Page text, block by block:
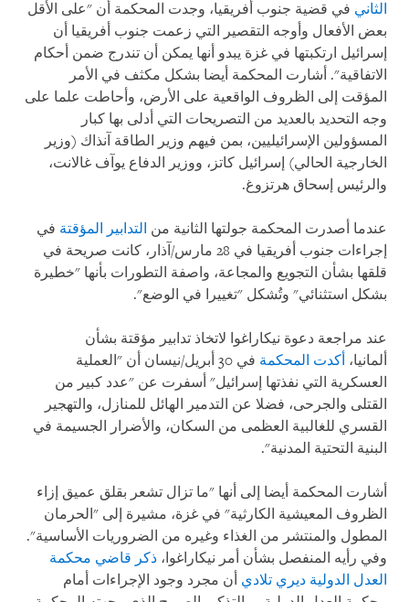
الثاني في قضية جنوب أفريقيا، وجدت المحكمة أن "على الأقل
بعض الأفعال وأوجه التقصير التي زعمت جنوب أفريقيا أن
إسرائيل ارتكبتها في غزة يبدو أنها يمكن أن تندرج ضمن أحكام
الاتفاقية". أشارت المحكمة أيضا بشكل مكثف في الأمر
المؤقت إلى الظروف الواقعية على الأرض، وأحاطت علما على
وجه التحديد بالعديد من التصريحات التي أدلى بها كبار
المسؤولين الإسرائيليين، بمن فيهم وزير الطاقة آنذاك (وزير
الخارجية الحالي) إسرائيل كاتز، ووزير الدفاع يوآف غالانت،
والرئيس إسحاق هرتزوغ.
عندما أصدرت المحكمة جولتها الثانية من التدابير المؤقتة في
إجراءات جنوب أفريقيا في 28 مارس/آذار، كانت صريحة في
قلقها بشأن التجويع والمجاعة، واصفة التطورات بأنها "خطيرة
بشكل استثنائي" وتُشكل "تغييرا في الوضع".
عند مراجعة دعوة نيكاراغوا لاتخاذ تدابير مؤقتة بشأن
ألمانيا، أكدت المحكمة
في 30 أبريل/نيسان أن "العملية
العسكرية التي نفذتها إسرائيل" أسفرت عن "عدد كبير من
القتلى والجرحى، فضلا عن التدمير الهائل للمنازل، والتهجير
القسري للغالبية العظمى من السكان، والأضرار الجسيمة في
البنية التحتية المدنية".
أشارت المحكمة أيضا إلى أنها "ما تزال تشعر بقلق عميق إزاء
الظروف المعيشية الكارثية" في غزة، مشيرة إلى "الحرمان
المطول والمنتشر من الغذاء وغيره من الضروريات الأساسية".
وفي رأيه المنفصل بشأن أمر نيكاراغوا، ذكر قاضي محكمة
العدل الدولية ديري تلادي أن مجرد وجود الإجراءات أمام